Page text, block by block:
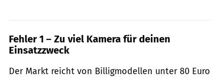
Fehler 1 – Zu viel Kamera für deinen
Einsatzzweck
Der Markt reicht von Billigmodellen unter 80 Euro